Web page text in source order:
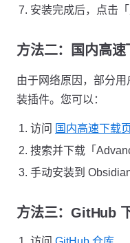
安装完成后，点击「
方法二：国内高速
由于网络原因，部分
装插件。您可以：
访问 国内高速下载
搜索并下载「
手动安装到
方法三：GitHub